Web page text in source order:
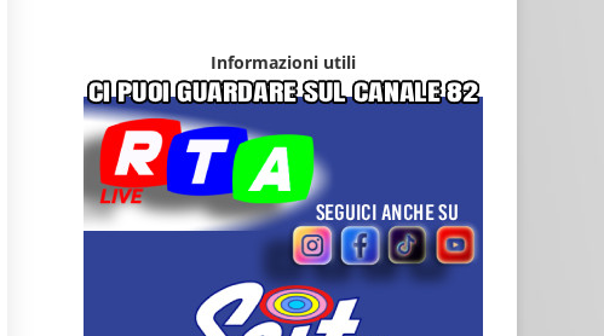
Informazioni utili